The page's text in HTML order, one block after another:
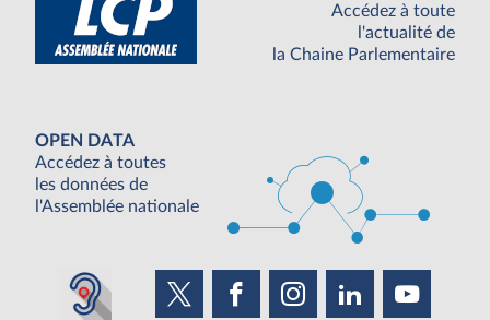
Accédez à toute
l'actualité de
la Chaine Parlementaire
OPEN DATA
Accédez à toutes
les données de
l'Assemblée nationale